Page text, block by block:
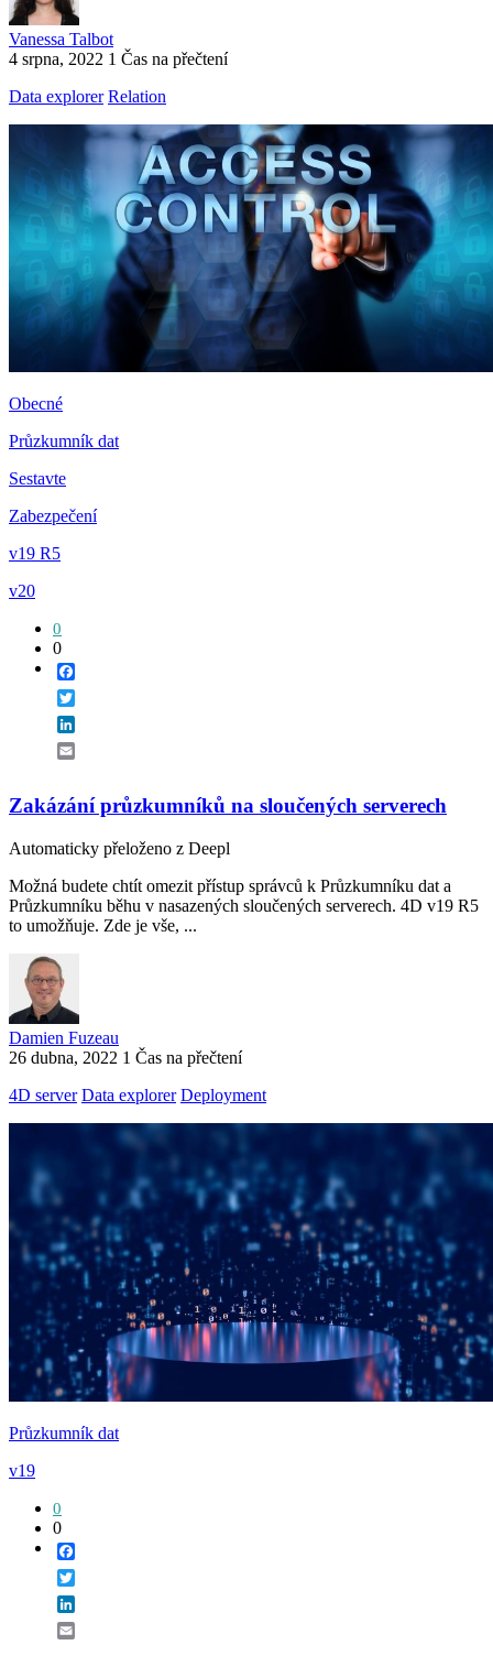
Vanessa Talbot
4 srpna, 2022 1 Čas na přečtení
Data explorer Relation
Obecné
Průzkumník dat
Sestavte
Zabezpečení
v19 R5
v20
0
0
Zakázání průzkumníků na sloučených serverech
Automaticky přeloženo z Deepl
Možná budete chtít omezit přístup správců k Průzkumníku dat a
Průzkumníku běhu v nasazených sloučených serverech. 4D v19 R5
to umožňuje. Zde je vše, ...
Damien Fuzeau
26 dubna, 2022 1 Čas na přečtení
4D server Data explorer Deployment
Průzkumník dat
v19
0
0